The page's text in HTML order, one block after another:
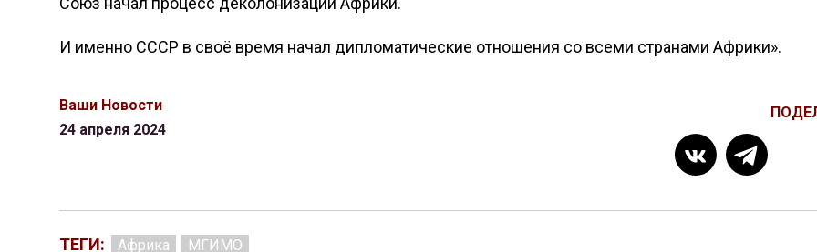
И именно СССР в своё время начал дипломатические отношения со всеми странами Африки».
Ваши Новости
24 апреля 2024
ТЕГИ: Африка МГИМО